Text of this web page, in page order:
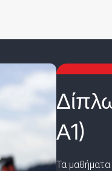
Α1)
Τα μαθήματα